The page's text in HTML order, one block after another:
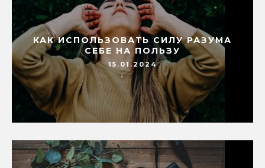
КАК ИСПОЛЬЗОВАТЬ СИЛУ РАЗУМА
СЕБЕ НА ПОЛЬЗУ
15.01.2024